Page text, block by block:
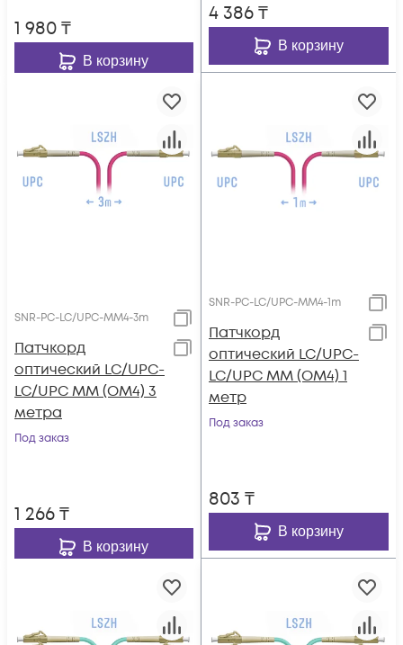
1 980₸
В корзину
4 386₸
В корзину
SNR-PC-LC/UPC-MM4-3m
Патчкорд
оптический LC/UPC-
LC/UPC MM (OM4) 3
метра
Под заказ
1 266₸
В корзину
SNR-PC-LC/UPC-MM4-1m
Патчкорд
оптический LC/UPC-
LC/UPC MM (OM4) 1
метр
Под заказ
803 ₸
В корзину